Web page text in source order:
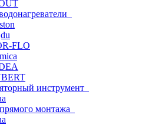
FLO
инструмент
монтажа